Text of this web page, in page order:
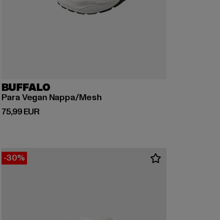
BUFFALO
Para Vegan Nappa/Mesh
75,99 EUR
Derzeitiger Preis: 75,99 EUR
-30%